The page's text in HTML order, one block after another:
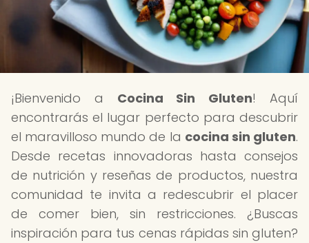
¡Bienvenido a Cocina Sin Gluten! Aquí
encontrarás el lugar perfecto para descubrir
el maravilloso mundo de la cocina sin gluten.
Desde recetas innovadoras hasta consejos
de nutrición y reseñas de productos, nuestra
comunidad te invita a redescubrir el placer
de comer bien, sin restricciones. ¿Buscas
inspiración para tus cenas rápidas sin gluten?